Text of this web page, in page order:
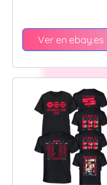
Mercancía Gráfica
Ver en ebay.es